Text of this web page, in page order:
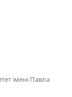
імені Павла